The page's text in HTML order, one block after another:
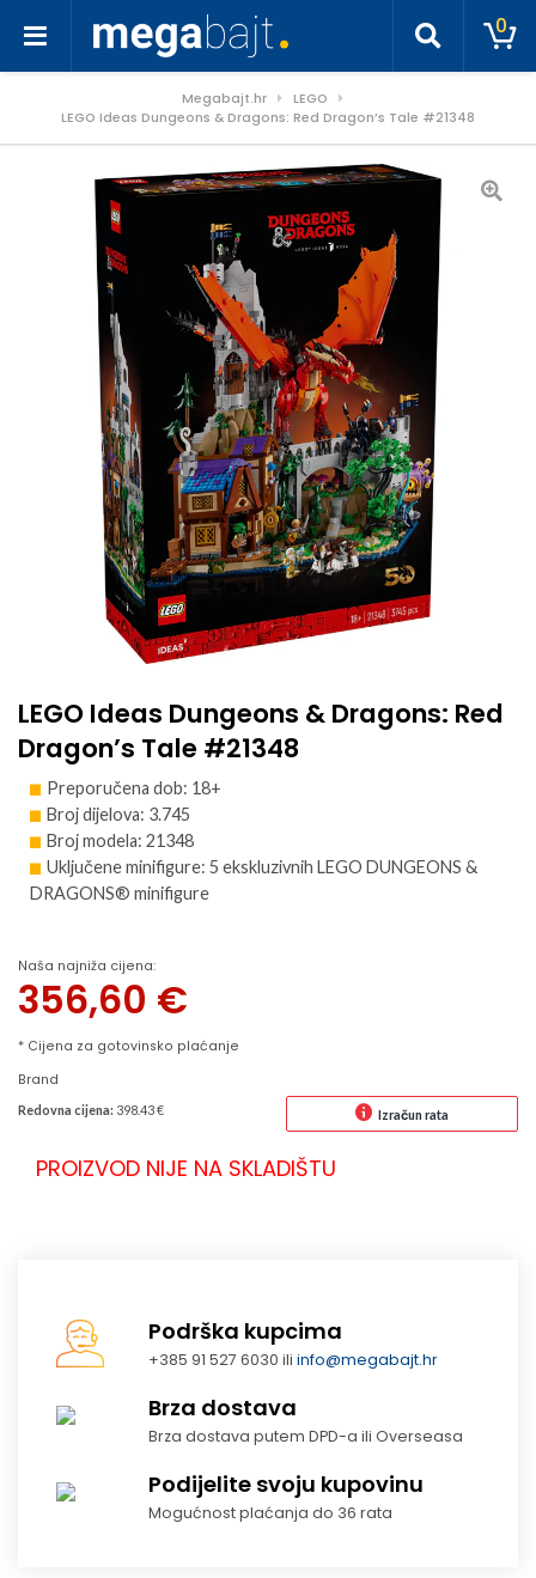
0
Megabajt.hr
LEGO
LEGO Ideas Dungeons & Dragons: Red Dragon’s Tale #21348
LEGO Ideas Dungeons & Dragons: Red
Dragon’s Tale #21348
Preporučena dob: 18+
Broj dijelova: 3.745
Broj modela: 21348
Uključene minifigure: 5 ekskluzivnih LEGO DUNGEONS &
DRAGONS® minifigure
Naša najniža cijena:
356,60 €
* Cijena za gotovinsko plaćanje
Brand
Redovna cijena: 398.43 € Izračun rata
PROIZVOD NIJE NA SKLADIŠTU
Podrška kupcima
+385 91 527 6030 iliinfo@megabajt.hr
Brza dostava
Brza dostava putem DPD-a ili Overseasa
Podijelite svoju kupovinu
Mogućnost plaćanja do 36 rata